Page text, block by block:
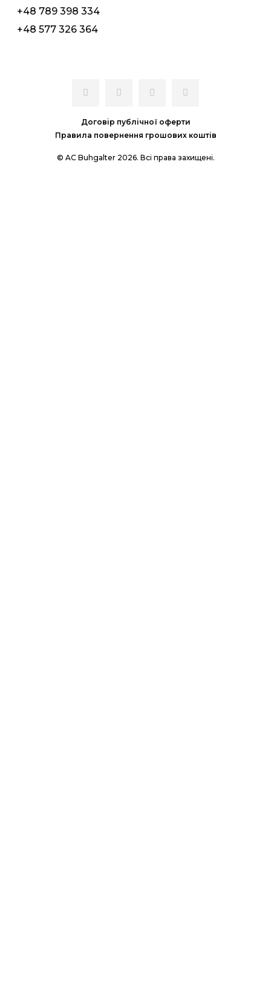
+48 789 398 334
+48 577 326 364
Договір публічної оферти
Правила повернення грошових коштів
© AC Buhgalter 2026. Всі права захищені.